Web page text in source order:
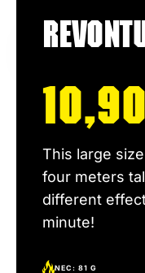
10,90
This large
four meters
different
minute!
NEC: 81 G